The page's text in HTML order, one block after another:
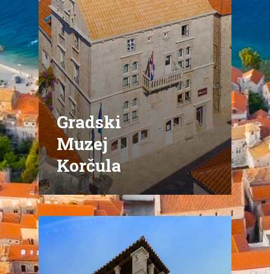
Gradski
Muzej
Korčula